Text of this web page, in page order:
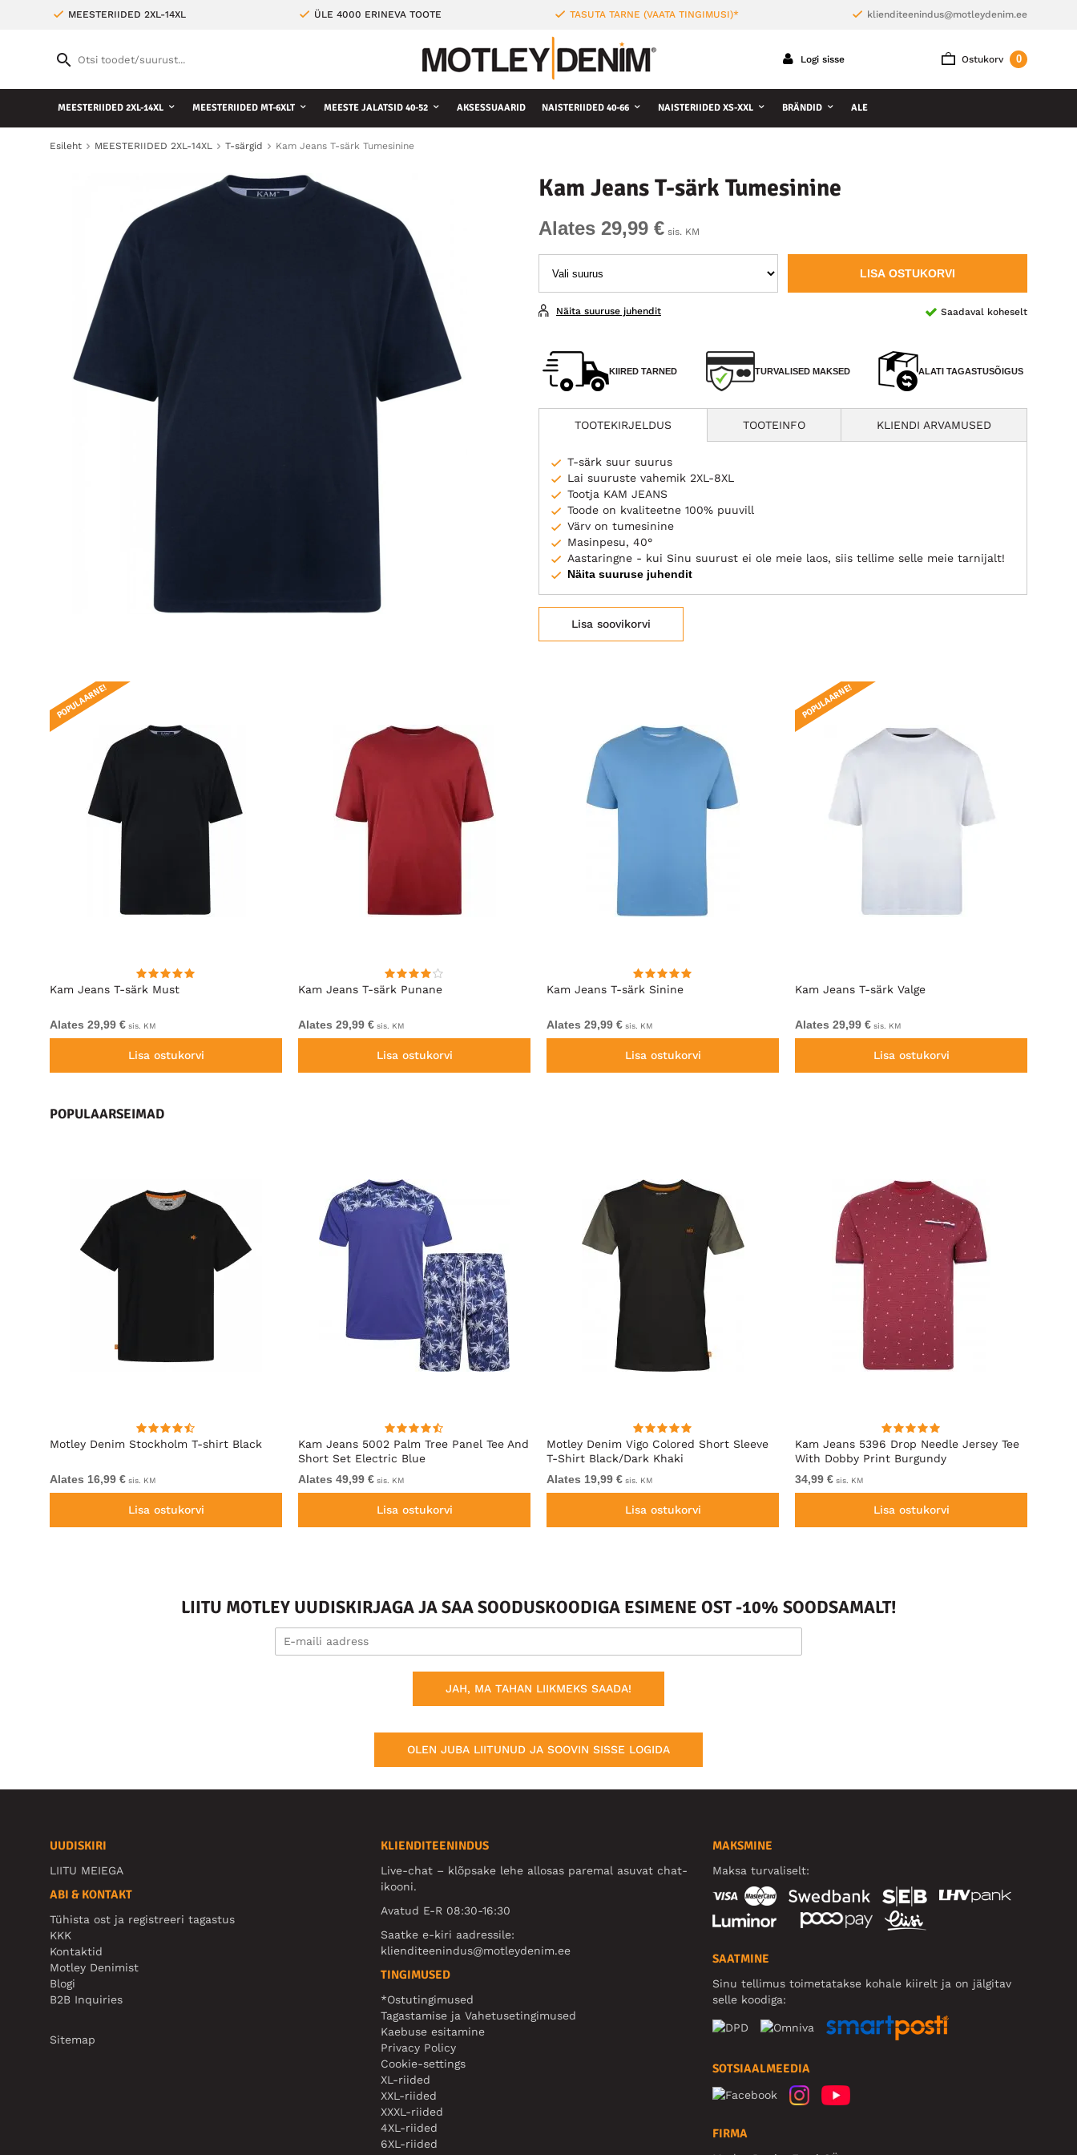
MEESTERIIDED 2XL-14XL ÜLE 4000 ERINEVA TOOTE TASUTA TARNE (VAATA TINGIMUSI)* klienditeenindus@motleydenim.ee
Ostukorv 0
Logi sisse
MEESTERIIDED 2XL-14XL MEESTERIIDED MT-6XLT MEESTE JALATSID 40-52 AKSESSUAARID NAISTERIIDED 40-66 NAISTERIIDED XS-XXL BRÄNDID ALE
Esileht MEESTERIIDED 2XL-14XL T-särgid Kam Jeans T-särk Tumesinine
Kam Jeans T-särk Tumesinine
Alates 29,99 € sis. KM
LISA OSTUKORVI
Saadaval koheselt
Näita suuruse juhendit
KIIRED TARNED TURVALISED MAKSED ALATI TAGASTUSÕIGUS
TOOTEKIRJELDUS TOOTEINFO KLIENDI ARVAMUSED
T-särk suur suurus
Lai suuruste vahemik 2XL-8XL
Tootja KAM JEANS
Toode on kvaliteetne 100% puuvill
Värv on tumesinine
Masinpesu, 40°
Aastaringne - kui Sinu suurust ei ole meie laos, siis tellime selle meie tarnijalt!
Näita suuruse juhendit
Lisa soovikorvi
Kam Jeans T-särk Must
POPULAARNE!
Alates 29,99 € sis. KM
Lisa ostukorvi
Kam Jeans T-särk Punane
Alates 29,99 € sis. KM
Lisa ostukorvi
Kam Jeans T-särk Sinine
Alates 29,99 € sis. KM
Lisa ostukorvi
Kam Jeans T-särk Valge
POPULAARNE!
Alates 29,99 € sis. KM
Lisa ostukorvi
POPULAARSEIMAD
Motley Denim Stockholm T-shirt Black
Alates 16,99 € sis. KM
Lisa ostukorvi
Kam Jeans 5002 Palm Tree Panel Tee And
Short Set Electric Blue
Alates 49,99 € sis. KM
Lisa ostukorvi
Motley Denim Vigo Colored Short Sleeve
T-Shirt Black/Dark Khaki
Alates 19,99 € sis. KM
Lisa ostukorvi
Kam Jeans 5396 Drop Needle Jersey Tee
With Dobby Print Burgundy
34,99 € sis. KM
Lisa ostukorvi
LIITU MOTLEY UUDISKIRJAGA JA SAA SOODUSKOODIGA ESIMENE OST -10% SOODSAMALT!
JAH, MA TAHAN LIIKMEKS SAADA!
OLEN JUBA LIITUNUD JA SOOVIN SISSE LOGIDA
UUDISKIRI
LIITU MEIEGA
ABI & KONTAKT
Tühista ost ja registreeri tagastus
KKK
Kontaktid
Motley Denimist
Blogi
B2B Inquiries
Sitemap
KLIENDITEENINDUS
Live-chat – klõpsake lehe allosas paremal asuvat chat-
ikooni.
Avatud E-R 08:30-16:30
Saatke e-kiri aadressile:
klienditeenindus@motleydenim.ee
TINGIMUSED
*Ostutingimused
Tagastamise ja Vahetusetingimused
Kaebuse esitamine
Privacy Policy
Cookie-settings
XL-riided
XXL-riided
XXXL-riided
4XL-riided
6XL-riided
MAKSMINE
Maksa turvaliselt:
SAATMINE
Sinu tellimus toimetatakse kohale kiirelt ja on jälgitav
selle koodiga:
SOTSIAALMEEDIA
FIRMA